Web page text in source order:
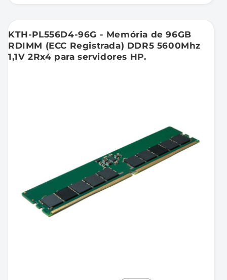
KTH-PL556D4-96G - Memória de 96GB
RDIMM (ECC Registrada) DDR5 5600Mhz
1,1V 2Rx4 para servidores HP.